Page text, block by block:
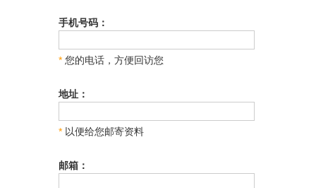
手机号码：
*您的电话，方便回访您
地址：
*以便给您邮寄资料
邮箱：